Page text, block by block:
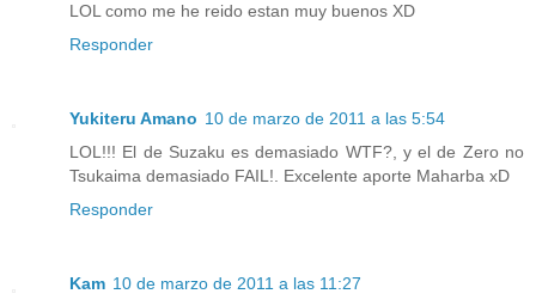
LOL como me he reido estan muy buenos XD
Responder
Yukiteru Amano 10 de marzo de 2011 a las 5:54
LOL!!! El de Suzaku es demasiado WTF?, y el de Zero no
Tsukaima demasiado FAIL!. Excelente aporte Maharba xD
Responder
Kam 10 de marzo de 2011 a las 11:27